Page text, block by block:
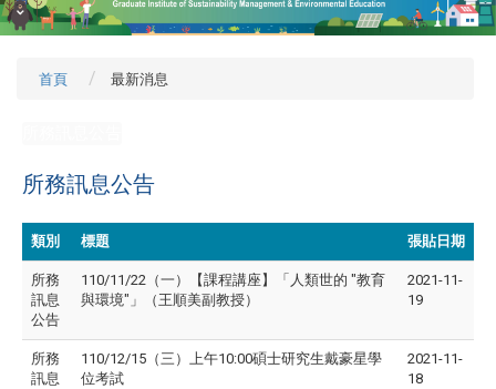
首頁 最新消息
所務訊息公告
類別 標題 張貼日期
所務
訊息
公告
110/11/22（一）【課程講座】「人類世的 "教育
與環境"」（王順美副教授）
2021-11-
19
所務
訊息
110/12/15（三）上午10:00碩士研究生戴豪星學
位考試
2021-11-
18